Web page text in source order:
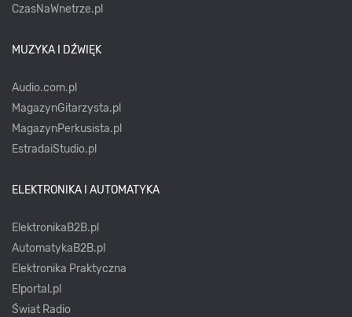
CzasNaWnetrze.pl
MUZYKA I DŹWIĘK
Audio.com.pl
MagazynGitarzysta.pl
MagazynPerkusista.pl
EstradaiStudio.pl
ELEKTRONIKA I AUTOMATYKA
ElektronikaB2B.pl
AutomatykaB2B.pl
Elektronika Praktyczna
Elportal.pl
Świat Radio